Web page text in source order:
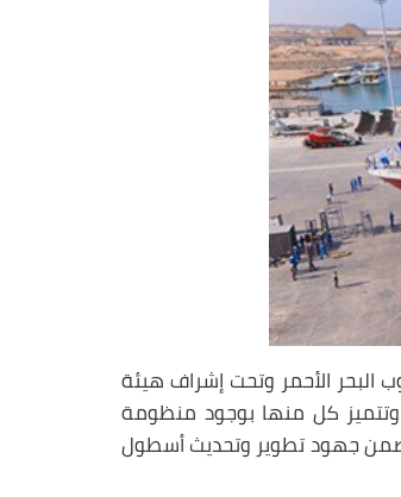
البحر الأحمر وتحت إشراف هيئة
كل منها بوجود منظومة
ضمن جهود تطوير وتحديث أسطول